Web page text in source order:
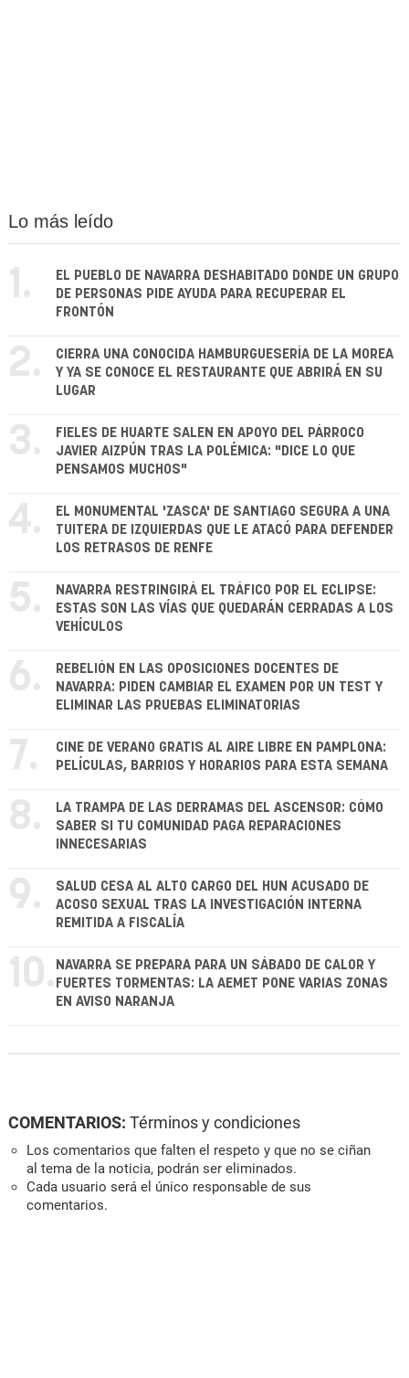
Lo más leído
1.
EL PUEBLO DE NAVARRA DESHABITADO DONDE UN GRUPO
DE PERSONAS PIDE AYUDA PARA RECUPERAR EL
FRONTÓN
2.
CIERRA UNA CONOCIDA HAMBURGUESERÍA DE LA MOREA
Y YA SE CONOCE EL RESTAURANTE QUE ABRIRÁ EN SU
LUGAR
3.
FIELES DE HUARTE SALEN EN APOYO DEL PÁRROCO
JAVIER AIZPÚN TRAS LA POLÉMICA: "DICE LO QUE
PENSAMOS MUCHOS"
4.
EL MONUMENTAL 'ZASCA' DE SANTIAGO SEGURA A UNA
TUITERA DE IZQUIERDAS QUE LE ATACÓ PARA DEFENDER
LOS RETRASOS DE RENFE
5.
NAVARRA RESTRINGIRÁ EL TRÁFICO POR EL ECLIPSE:
ESTAS SON LAS VÍAS QUE QUEDARÁN CERRADAS A LOS
VEHÍCULOS
6.
REBELIÓN EN LAS OPOSICIONES DOCENTES DE
NAVARRA: PIDEN CAMBIAR EL EXAMEN POR UN TEST Y
ELIMINAR LAS PRUEBAS ELIMINATORIAS
7.
CINE DE VERANO GRATIS AL AIRE LIBRE EN PAMPLONA:
PELÍCULAS, BARRIOS Y HORARIOS PARA ESTA SEMANA
8.
LA TRAMPA DE LAS DERRAMAS DEL ASCENSOR: CÓMO
SABER SI TU COMUNIDAD PAGA REPARACIONES
INNECESARIAS
9.
SALUD CESA AL ALTO CARGO DEL HUN ACUSADO DE
ACOSO SEXUAL TRAS LA INVESTIGACIÓN INTERNA
REMITIDA A FISCALÍA
10. NAVARRA SE PREPARA PARA UN SÁBADO DE CALOR Y
FUERTES TORMENTAS: LA AEMET PONE VARIAS ZONAS
EN AVISO NARANJA
COMENTARIOS: Términos y condiciones
Los comentarios que falten el respeto y que no se ciñan
al tema de la noticia, podrán ser eliminados.
Cada usuario será el único responsable de sus
comentarios.